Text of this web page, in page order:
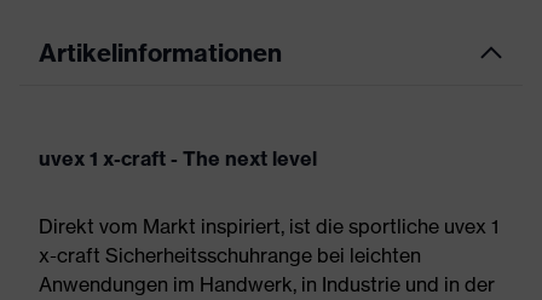
Artikelinformationen
uvex 1 x-craft - The next level
Direkt vom Markt inspiriert, ist die sportliche uvex 1
x-craft Sicherheitsschuhrange bei leichten
Anwendungen im Handwerk, in Industrie und in der